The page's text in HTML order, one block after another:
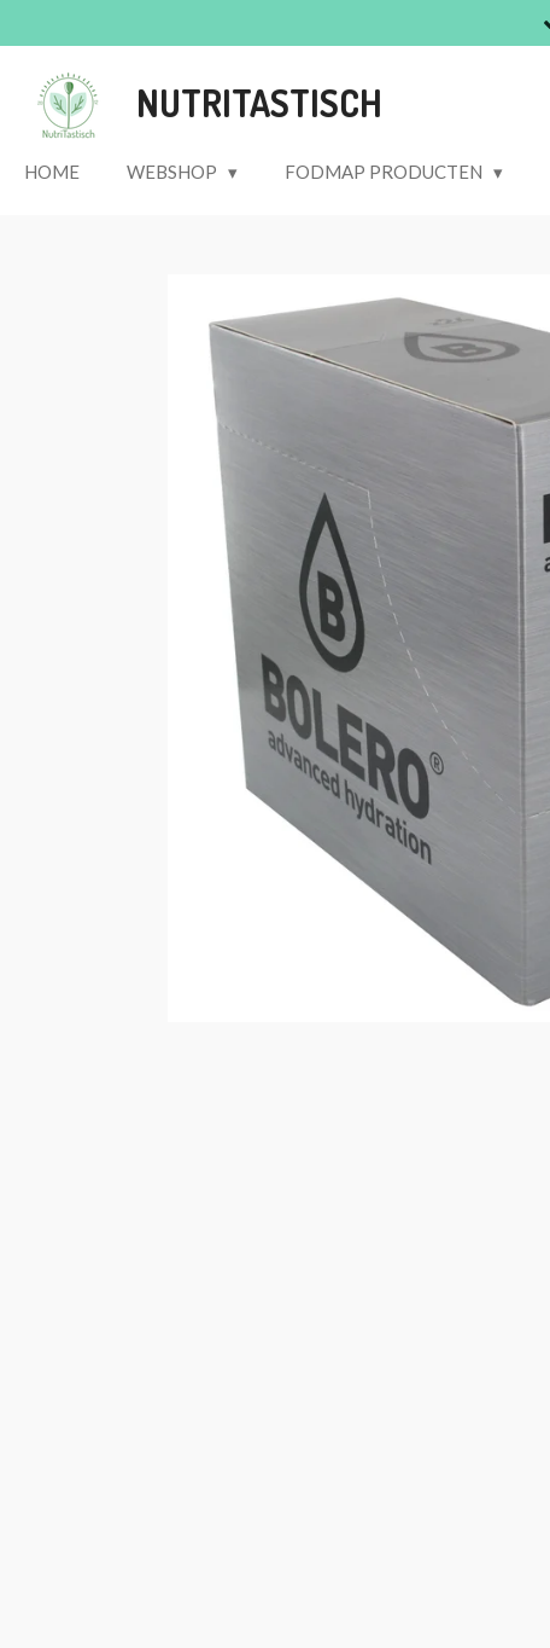
direct
naar
hoofdinhoud
NUTRITASTISCH
HOME WEBSHOP FODMAP PRODUCTEN